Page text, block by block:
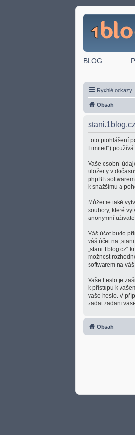
BLOG
Rychlé odkazy
Obsah
Toto prohlášení
Limited“)
Vaše osobní
uloženy v
phpBB
k snažšímu a
Můžeme také
soubory, které
anonymní
Váš účet bude
váš účet na
„stani.1blog.cz“
možnost
softwarem na váš
Vaše heslo je
k přístupu k
vaše heslo. V
žádat zadaní
Obsah